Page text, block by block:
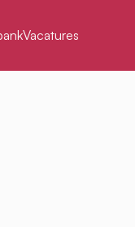
Vacatures